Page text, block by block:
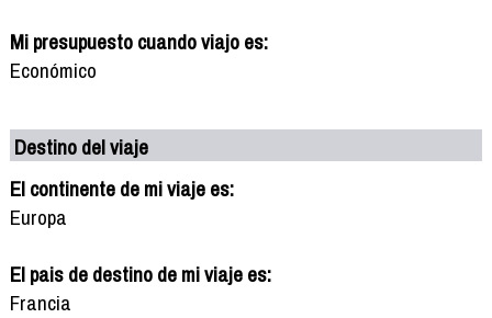
Mi presupuesto cuando viajo es:
Económico
Destino del viaje
El continente de mi viaje es:
Europa
El pais de destino de mi viaje es:
Francia